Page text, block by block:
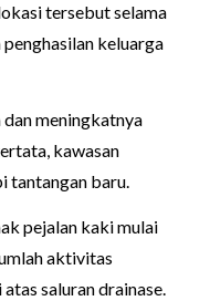
tersebut selama
keluarga
meningkatnya
kawasan
tantangan baru.
pejalan kaki mulai
aktivitas
saluran drainase.